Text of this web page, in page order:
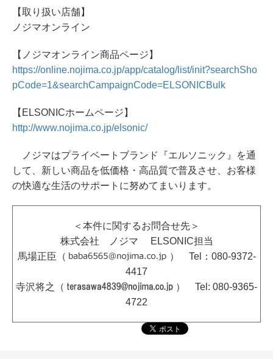
【取り扱い店舗】
ノジマオンライン
【ノジマオンライン商品ページ】
https://online.nojima.co.jp/app/catalog/list/init?searchSho
pCode=1&searchCampaignCode=ELSONICBulk
【ELSONICホームページ】
http://www.nojima.co.jp/elsonic/
ノジマはプライベートブランド『エルソニック』を通
して、新しい商品を低価格・高品質で普及させ、お客様
の快適な生活のサポートに努めてまいります。
＜本件に関するお問合せ先＞
株式会社 ノジマ ELSONIC担当
馬場正臣（
） Tel：080-9372-
4417
寺沢将之（
） Tel: 080-9365-
4722